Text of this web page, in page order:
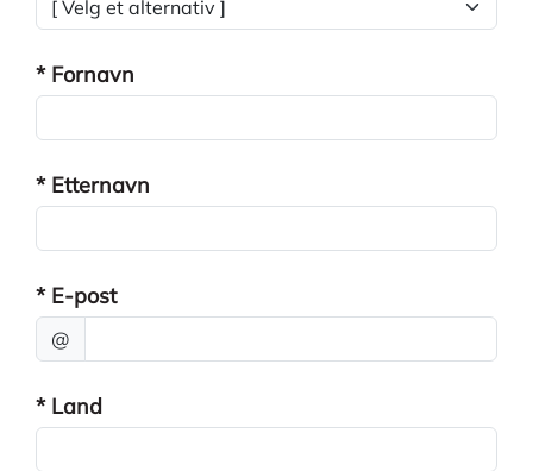
* Fornavn
* Etternavn
* E-post
@
* Land